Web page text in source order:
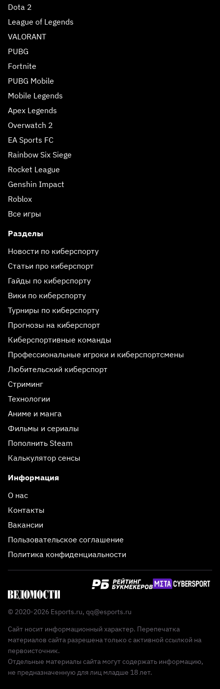
Dota 2
League of Legends
VALORANT
PUBG
Fortnite
PUBG Mobile
Mobile Legends
Apex Legends
Overwatch 2
EA Sports FC
Rainbow Six Siege
Rocket League
Genshin Impact
Roblox
Все игры
Разделы
Новости по киберспорту
Статьи про киберспорт
Гайды по киберспорту
Вики по киберспорту
Турниры по киберспорту
Прогнозы на киберспорт
Киберспортивные команды
Профессиональные игроки и киберспортсмены
Любительский киберспорт
Стриминг
Технологии
Аниме и манга
Фильмы и сериалы
Пополнить Steam
Калькулятор сенсы
Информация
О нас
Контакты
Вакансии
Пользовательское соглашение
Политика конфиденциальности
© 2020-2026 Esports.ru, qq@esports.ru
Сайт носит информационный характер. Перепечатка
материалов сайта разрешена только с активной ссылкой на
первоисточник.
Отдельные материалы сайта могут содержать информацию,
не предназначенную для лиц младше 18 лет.